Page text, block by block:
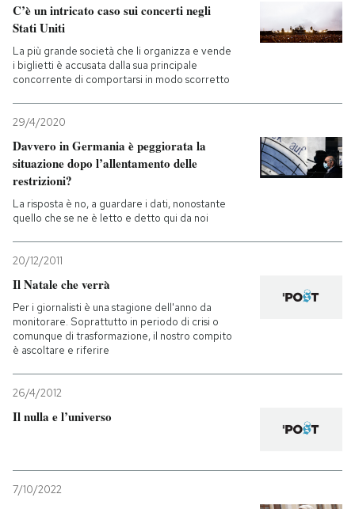
C’è un intricato caso sui concerti negli
Stati Uniti
La più grande società che li organizza e vende
i biglietti è accusata dalla sua principale
concorrente di comportarsi in modo scorretto
29/4/2020
Davvero in Germania è peggiorata la
situazione dopo l’allentamento delle
restrizioni?
La risposta è no, a guardare i dati, nonostante
quello che se ne è letto e detto qui da noi
20/12/2011
Il Natale che verrà
Per i giornalisti è una stagione dell'anno da
monitorare. Soprattutto in periodo di crisi o
comunque di trasformazione, il nostro compito
è ascoltare e riferire
26/4/2012
Il nulla e l’universo
7/10/2022